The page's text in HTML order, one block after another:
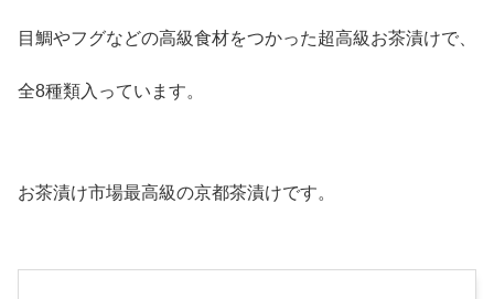
目鯛やフグなどの高級食材をつかった超高級お茶漬けで、
全8種類入っています。
お茶漬け市場最高級の京都茶漬けです。